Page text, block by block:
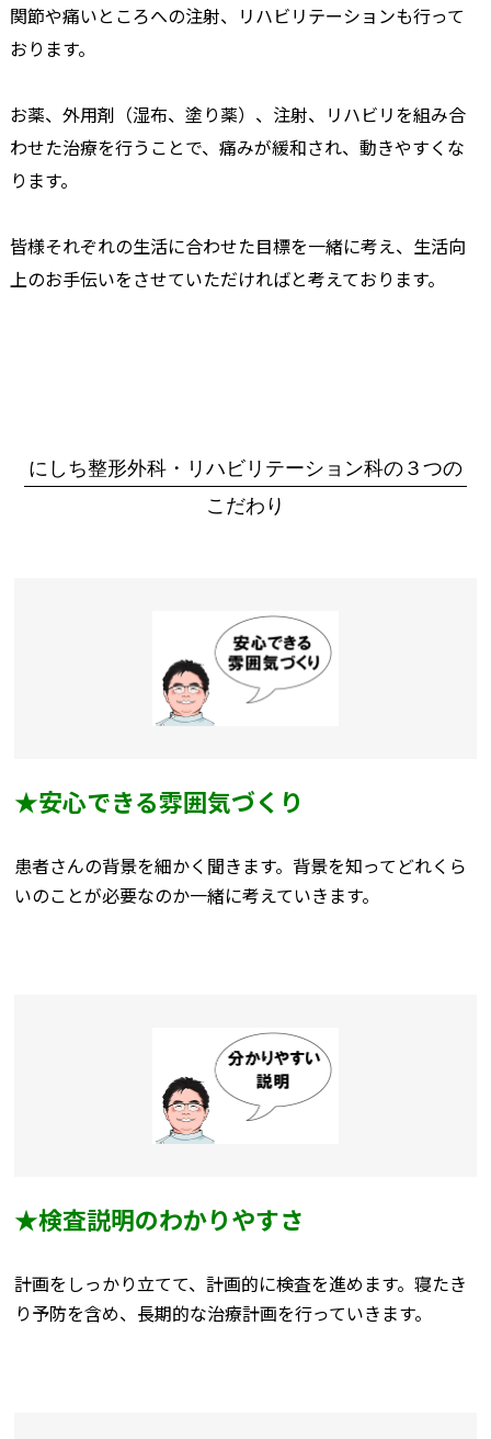
関節や痛いところへの注射、リハビリテーションも行って
おります。
お薬、外用剤（湿布、塗り薬）、注射、リハビリを組み合
わせた治療を行うことで、痛みが緩和され、動きやすくな
ります。
皆様それぞれの生活に合わせた目標を一緒に考え、生活向
上のお手伝いをさせていただければと考えております。
にしち整形外科・リハビリテーション科の３つの
こだわり
★安心できる雰囲気づくり
患者さんの背景を細かく聞きます。背景を知ってどれくら
いのことが必要なのか一緒に考えていきます。
★検査説明のわかりやすさ
計画をしっかり立てて、計画的に検査を進めます。寝たき
り予防を含め、長期的な治療計画を行っていきます。